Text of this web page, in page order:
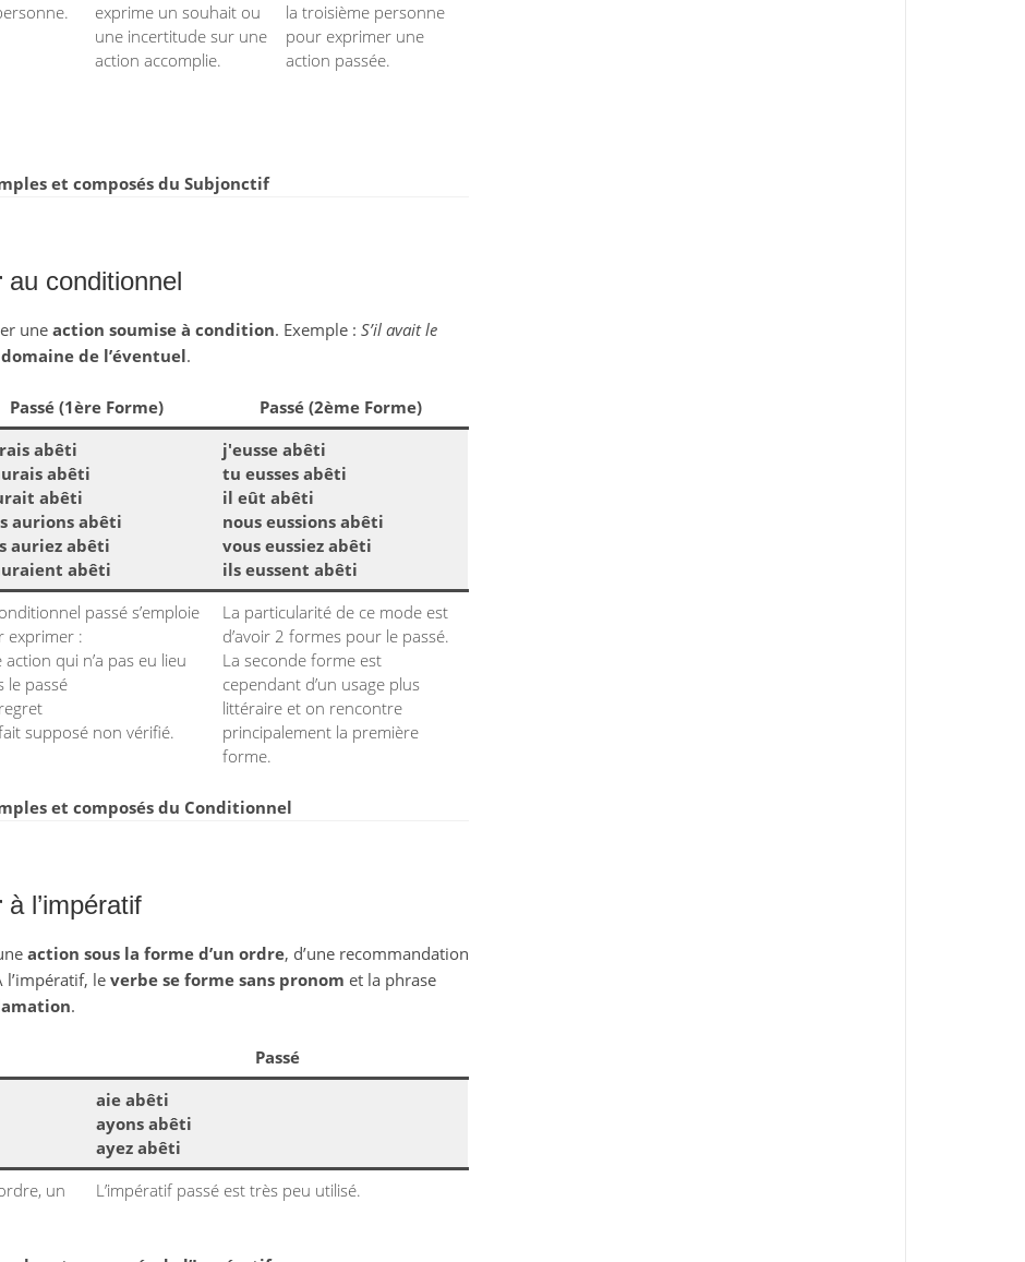
exprime un souhait ou
une incertitude sur une
action accomplie.
la troisième personne
pour exprimer une
action passée.
et composés du Subjonctif
au conditionnel
une action soumise à condition. Exemple : S’il avait le
domaine de l’éventuel.
Passé (1ère Forme)
Passé (2ème Forme)
abêti
abêti
abêti
aurions abêti
auriez abêti
abêti
j'eusse abêti
tu eusses abêti
il eût abêti
nous eussions abêti
vous eussiez abêti
ils eussent abêti
passé s’emploie
exprimer :
action qui n’a pas eu lieu
le passé
supposé non vérifié.
La particularité de ce mode est
d’avoir 2 formes pour le passé.
La seconde forme est
cependant d’un usage plus
littéraire et on rencontre
principalement la première
forme.
et composés du Conditionnel
à l’impératif
action sous la forme d’un ordre, d’une recommandation
l’impératif, leverbe se forme sans pronom et la phrase
.
Passé
aie abêti
ayons abêti
ayez abêti
un
L’impératif passé est très peu utilisé.